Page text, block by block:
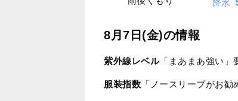
降水
8月7日(金)の情報
紫外線レベル「まあまあ強い」
服装指数 「ノースリーブがお勧